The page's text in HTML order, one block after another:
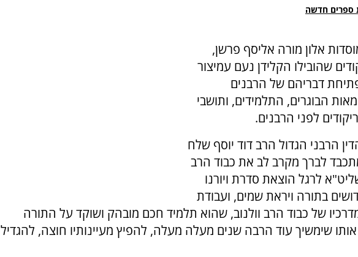
ספרים חדשה
אלון מורה אליסף פרשן,
שהובילו הקלידן נעם עמיצור
דבריהם של הרבנים
הבוגרים, התלמידים, ותושבי
לפני הרבנים.
הרבני הגדול הרב דוד יוסף שלח
לברך מקרב לב את כבוד הרב
לרגל הוצאת סדרת ויורנו
בתורה ויראת שמים, ועבודת
של כבוד הרב וולנוב, שהוא תלמיד חכם מובהק ושוקד על התורה
שימשיך עוד הרבה שנים מעלה מעלה, להפיץ מעיינותיו חוצה, להגדיל